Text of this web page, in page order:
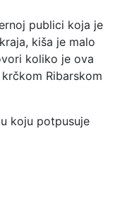
publici koja je
kiša je malo
koliko je ova
Ribarskom
koju potpusuje